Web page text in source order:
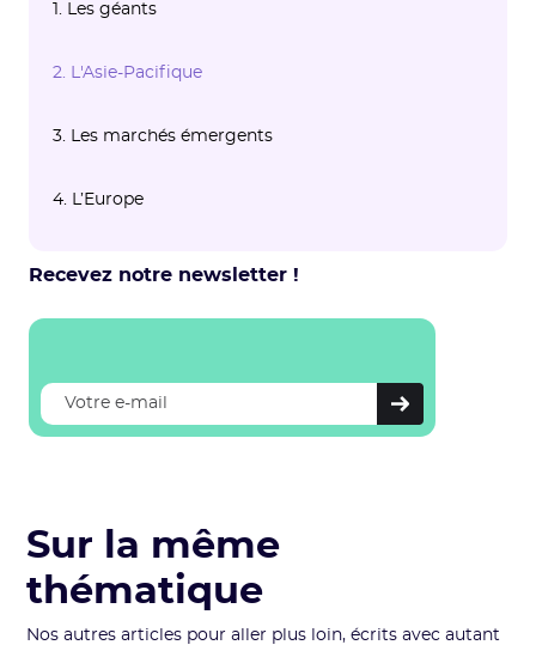
1. Les géants
2. L'Asie-Pacifique
3. Les marchés émergents
4. L’Europe
Recevez notre newsletter !
Sur la même
thématique
Nos autres articles pour aller plus loin, écrits avec autant